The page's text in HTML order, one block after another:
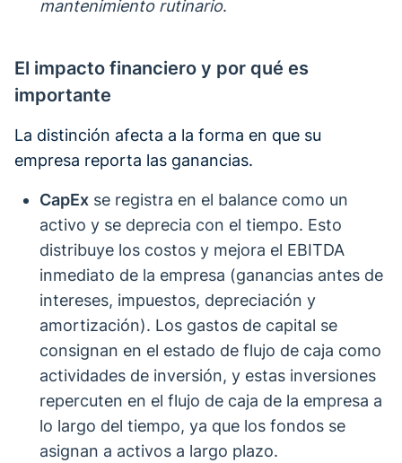
mantenimiento rutinario.
El impacto financiero y por qué es
importante
La distinción afecta a la forma en que su
empresa reporta las ganancias.
CapEx se registra en el balance como un
activo y se deprecia con el tiempo. Esto
distribuye los costos y mejora el EBITDA
inmediato de la empresa (ganancias antes de
intereses, impuestos, depreciación y
amortización). Los gastos de capital se
consignan en el estado de flujo de caja como
actividades de inversión, y estas inversiones
repercuten en el flujo de caja de la empresa a
lo largo del tiempo, ya que los fondos se
asignan a activos a largo plazo.